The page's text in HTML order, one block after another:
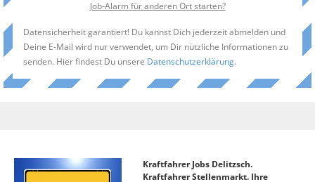
Job-Alarm für anderen Ort starten?
Datensicherheit garantiert! Du kannst Dich jederzeit abmelden und
Deine E-Mail wird nur verwendet, um Dir nützliche Informationen zu
senden. Hier findest Du unsere Datenschutzerklärung.
Kraftfahrer Jobs Delitzsch.
Kraftfahrer Stellenmarkt. Ihre